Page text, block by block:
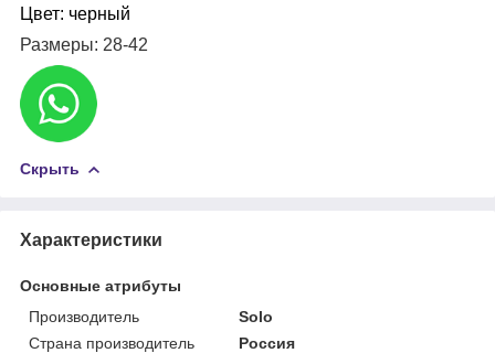
Цвет: черный
Размеры: 28-42
Скрыть
Характеристики
Основные атрибуты
Производитель
Solo
Страна производитель
Россия